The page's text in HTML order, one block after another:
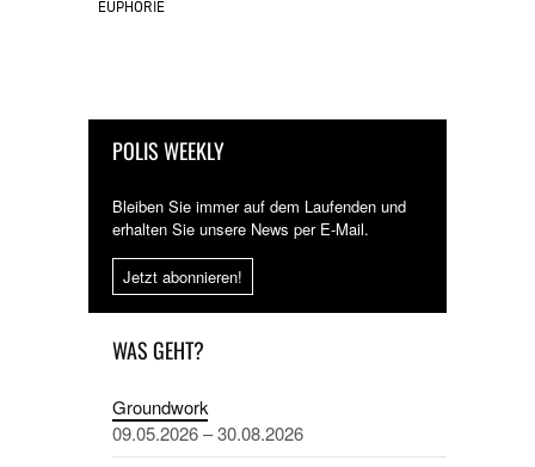
EUPHORIE
POLIS WEEKLY
Bleiben Sie immer auf dem Laufenden und
erhalten Sie unsere News per E-Mail.
Jetzt abonnieren!
WAS GEHT?
Groundwork
09.05.2026 – 30.08.2026